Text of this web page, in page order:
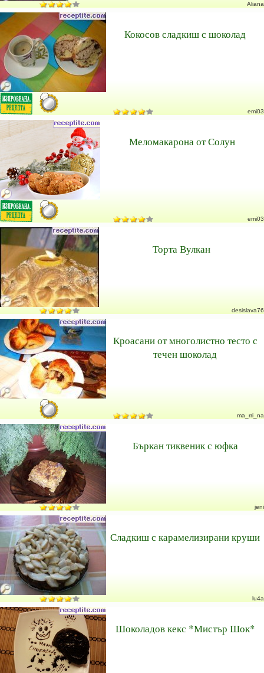
Aliana
Кокосов сладкиш с шоколад
emi03
Меломакарона от Солун
emi03
Торта Вулкан
desislava76
Кроасани от многолистно тесто с
течен шоколад
ma_rri_na
Бъркан тиквеник с юфка
jeni
Сладкиш с карамелизирани круши
lu4a
Шоколадов кекс *Мистър Шок*